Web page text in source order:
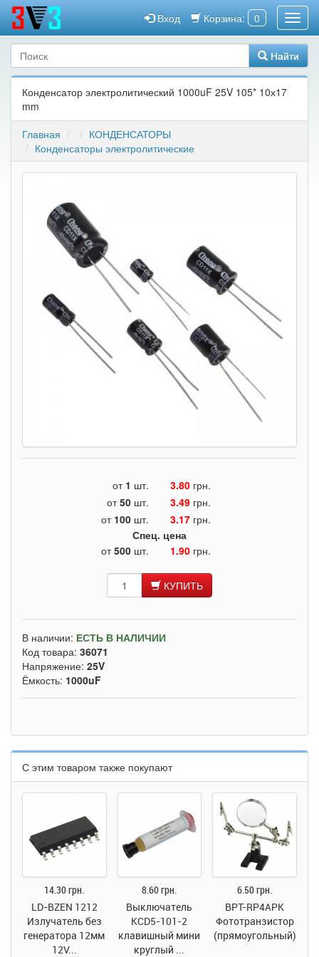
Корзина: 0
Вход
Найти
Конденсатор электролитический 1000uF 25V 105* 10х17
mm
Главная
КОНДЕНСАТОРЫ
Конденсаторы электролитические
от 1 шт. 3.80 грн.
от50 шт. 3.49 грн.
от 100 шт. 3.17 грн.
Спец. цена
от500 шт. 1.90 грн.
КУПИТЬ
В наличии: ЕСТЬ В НАЛИЧИИ
Код товара: 36071
Напряжение: 25V
Ёмкость: 1000uF
С этим товаром также покупают
14.30 грн.
LD-BZEN 1212
Излучатель без
генератора 12мм
12V...
8.60 грн.
Выключатель
KCD5-101-2
клавишный мини
круглый ...
6.50 грн.
BPT-RP4APK
Фототранзистор
(прямоугольный)